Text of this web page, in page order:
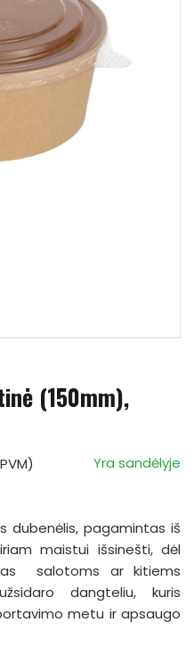
(150mm),
Yra sandėlyje
dubenėlis, pagamintas iš
maistui išsinešti, dėl
salotoms ar kitiems
dangteliu, kuris
metu ir apsaugo